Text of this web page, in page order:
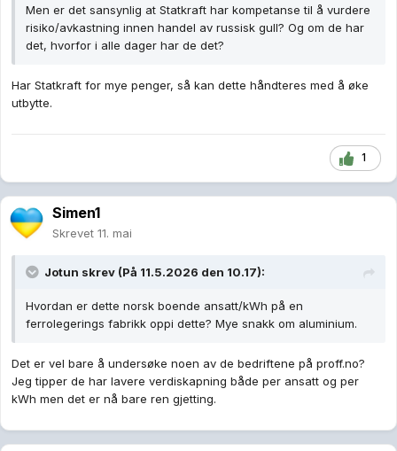
Men er det sansynlig at Statkraft har kompetanse til å vurdere
risiko/avkastning innen handel av russisk gull? Og om de har
det, hvorfor i alle dager har de det?
Har Statkraft for mye penger, så kan dette håndteres med å øke
utbytte.
1
Simen1
Skrevet 11. mai
Jotun skrev (På 11.5.2026 den 10.17):
Hvordan er dette norsk boende ansatt/kWh på en
ferrolegerings fabrikk oppi dette? Mye snakk om aluminium.
Det er vel bare å undersøke noen av de bedriftene på proff.no?
Jeg tipper de har lavere verdiskapning både per ansatt og per
kWh men det er nå bare ren gjetting.